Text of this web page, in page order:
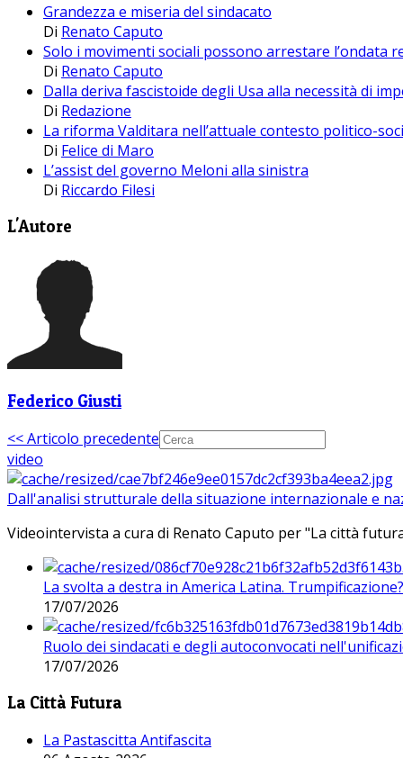
Grandezza e miseria del sindacato
Di Renato Caputo
Solo i movimenti sociali possono arrestare l’ondata
Di Renato Caputo
Dalla deriva fascistoide degli Usa alla necessità di
Di Redazione
La riforma Valditara nell’attuale contesto politico-
Di Felice di Maro
L’assist del governo Meloni alla sinistra
Di Riccardo Filesi
L'Autore
Federico Giusti
<< Articolo precedente
video
Dall'analisi strutturale della situazione internazionale e
Videointervista a cura di Renato Caputo per "La città
La svolta a destra in America Latina. Trumpificazione?
17/07/2026
Ruolo dei sindacati e degli autoconvocati
17/07/2026
La Città Futura
La Pastascitta Antifascita